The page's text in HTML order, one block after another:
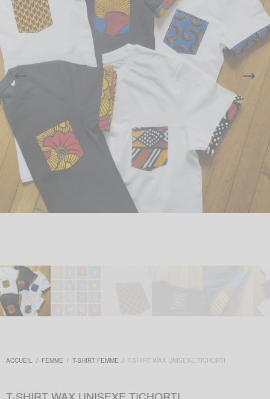
ACCUEIL / FEMME / T-SHIRT FEMME / T-SHIRT WAX UNISEXE TICHORTI